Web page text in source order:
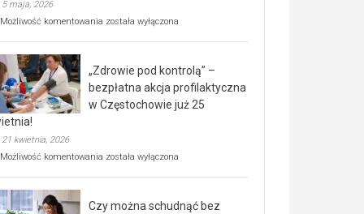
5 maja, 2026
Możliwość komentowania Rusza
rehabilitacji
dla
seniorów!
została wyłączona
„Zdrowie pod kontrolą” –
bezpłatna akcja profilaktyczna
w Częstochowie już 25
21 kwietnia, 2026
Możliwość komentowania „Zdrowie
bezpłatna
została wyłączona
Czy można schudnąć bez